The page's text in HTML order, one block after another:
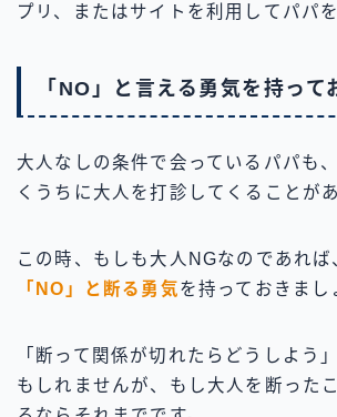
プリ、またはサイトを利用してパパ
「NO」と言える勇気を持って
大人なしの条件で会っているパパも
くうちに大人を打診してくることがあ
この時、もしも大人NGなのであれば
「NO」と断る勇気を持っておきまし
「断って関係が切れたらどうしよう
もしれませんが、もし大人を断った